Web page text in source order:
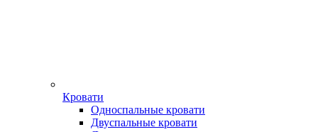
Кровати
Односпальные кровати
Двуспальные кровати